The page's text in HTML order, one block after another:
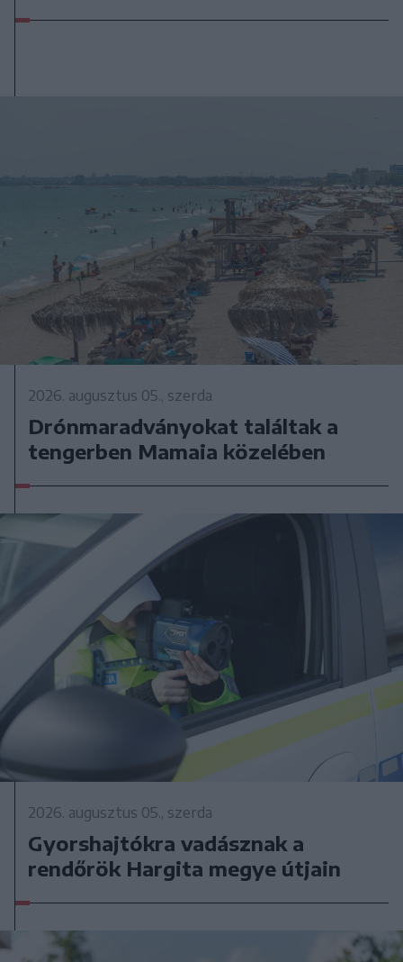
2026. augusztus 05., szerda
Drónmaradványokat találtak a
tengerben Mamaia közelében
2026. augusztus 05., szerda
Gyorshajtókra vadásznak a
rendőrök Hargita megye útjain